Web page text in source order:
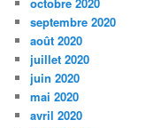
septembre 2020
août 2020
juillet 2020
juin 2020
mai 2020
avril 2020